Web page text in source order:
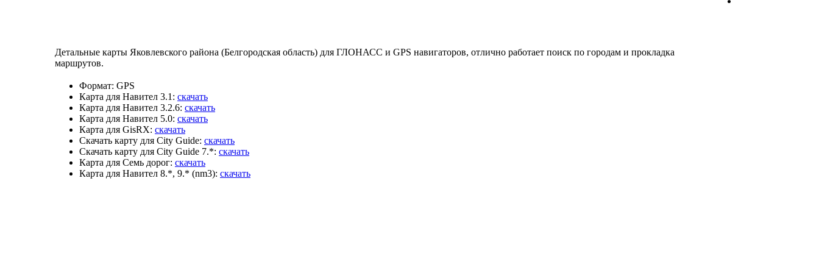
Детальные карты Яковлевского района (Белгородская область) для ГЛОНАСС и GPS навигаторов, отлично работает поиск по городам и прокладка
маршрутов.
Формат: GPS
Карта для Навител 3.1: скачать
Карта для Навител 3.2.6: скачать
Карта для Навител 5.0: скачать
Карта для GisRX: скачать
Скачать карту для City Guide: скачать
Скачать карту для City Guide 7.*: скачать
Карта для Семь дорог: скачать
Карта для Навител 8.*, 9.* (nm3): скачать